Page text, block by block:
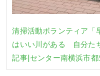
清掃活動ボランティア「
はいい川がある 自分た
記事|センター南横浜市